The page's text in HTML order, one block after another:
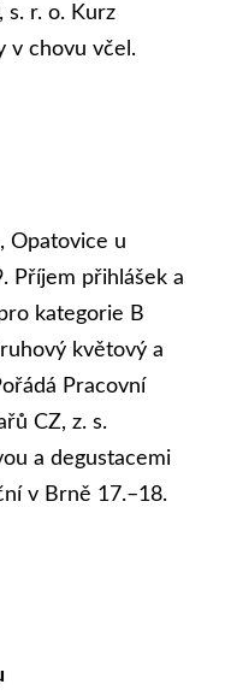
s. r. o. Kurz
v chovu včel.
Opatovice u
Příjem přihlášek a
kategorie B
květový a
Pracovní
CZ, z. s.
a degustacemi
v Brně 17.–18.